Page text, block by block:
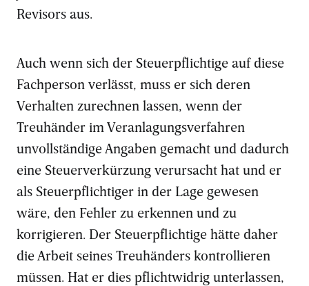
Revisors aus.
Auch wenn sich der Steuerpflichtige auf diese
Fachperson verlässt, muss er sich deren
Verhalten zurechnen lassen, wenn der
Treuhänder im Veranlagungsverfahren
unvollständige Angaben gemacht und dadurch
eine Steuerverkürzung verursacht hat und er
als Steuerpflichtiger in der Lage gewesen
wäre, den Fehler zu erkennen und zu
korrigieren. Der Steuerpflichtige hätte daher
die Arbeit seines Treuhänders kontrollieren
müssen. Hat er dies pflichtwidrig unterlassen,